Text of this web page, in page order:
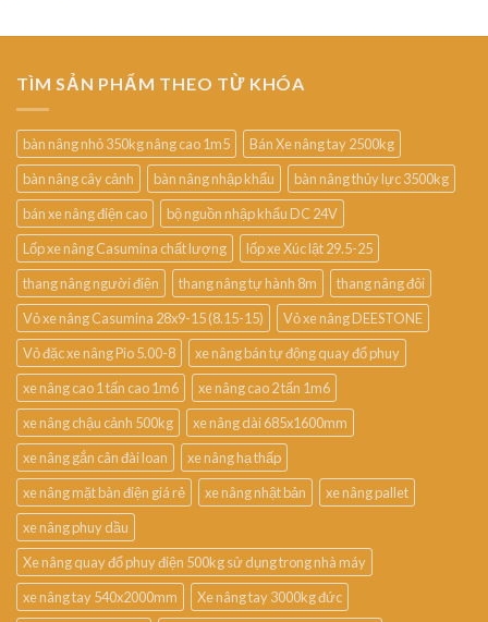
TÌM SẢN PHẨM THEO TỪ KHÓA
bàn nâng nhỏ 350kg nâng cao 1m5
Bán Xe nâng tay 2500kg
bàn nâng cây cảnh
bàn nâng nhập khẩu
bàn nâng thủy lực 3500kg
bán xe nâng điện cao
bộ nguồn nhập khẩu DC 24V
Lốp xe nâng Casumina chất lượng
lốp xe Xúc lật 29.5-25
thang nâng người điện
thang nâng tự hành 8m
thang nâng đôi
Vỏ xe nâng Casumina 28x9-15 (8.15-15)
Vỏ xe nâng DEESTONE
Vỏ đặc xe nâng Pio 5.00-8
xe nâng bán tự động quay đổ phuy
xe nâng cao 1 tấn cao 1m6
xe nâng cao 2 tấn 1m6
xe nâng chậu cảnh 500kg
xe nâng dài 685x1600mm
xe nâng gắn cân đài loan
xe nâng hạ thấp
xe nâng mặt bàn điện giá rẻ
xe nâng nhật bản
xe nâng pallet
xe nâng phuy dầu
Xe nâng quay đổ phuy điện 500kg sử dụng trong nhà máy
xe nâng tay 540x2000mm
Xe nâng tay 3000kg đức